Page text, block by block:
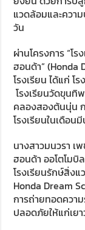
แวดล้อมและควา
วัน
ผ่านโครงการ “โ
ฮอนด้า” (Honda
โรงเรียน ได้แก่
โรงเรียนวัดขุนทิ
คลองสองต้นนุ่น
โรงเรียนในเดือน
นางสาวมนวรา เ
ฮอนด้า ออโตโมบิ
โรงเรียนรักษ์สิ่ง
Honda Dream
การถ่ายทอดควา
ปลอดภัยให้แก่เย